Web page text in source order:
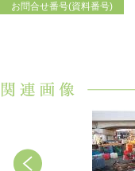
お問合せ番号(資料番号)